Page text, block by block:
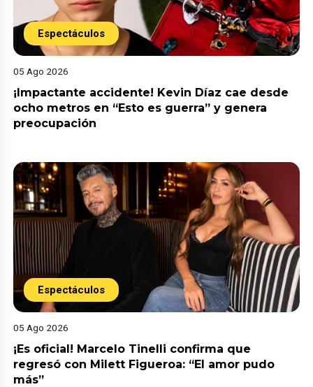
Espectáculos
05 Ago 2026
¡Impactante accidente! Kevin Díaz cae desde
ocho metros en “Esto es guerra” y genera
preocupación
Espectáculos
05 Ago 2026
¡Es oficial! Marcelo Tinelli confirma que
regresó con Milett Figueroa: “El amor pudo
más”